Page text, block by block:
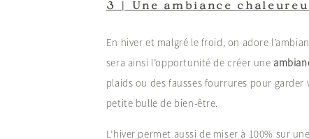
3 | Une ambiance
En hiver et malgré le froid, on adore
sera ainsi l’opportunité de créer une
plaids ou des fausses fourrures pour
petite bulle de bien-être.
L’hiver permet aussi de miser à 100% sur